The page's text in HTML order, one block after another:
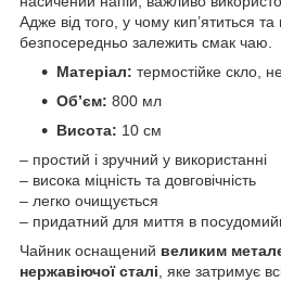
Адже від того, у чому кип’ятиться
безпосередньо залежить смак чаю.
Матеріал: термостійке скло,
Об’єм: 800 мл
Висота: 10 см
– простий і зручний у використанні
– висока міцність та довговічність
– легко очищується
– придатний для миття в
Чайник оснащений великим
нержавіючої сталі, яке затримує